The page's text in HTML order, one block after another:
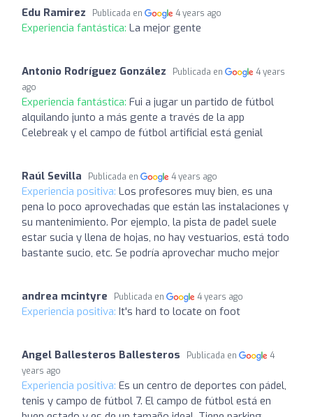
Edu Ramirez Publicada en 4 years ago
Experiencia fantástica: La mejor gente
Antonio Rodríguez González Publicada en
4 years
ago
Experiencia fantástica: Fui a jugar un partido de fútbol
alquilando junto a más gente a través de la app
Celebreak y el campo de fútbol artificial está genial
Raúl Sevilla Publicada en 4 years ago
Experiencia positiva: Los profesores muy bien, es una
pena lo poco aprovechadas que están las instalaciones y
su mantenimiento. Por ejemplo, la pista de padel suele
estar sucia y llena de hojas, no hay vestuarios, está todo
bastante sucio, etc. Se podría aprovechar mucho mejor
andrea mcintyre Publicada en 4 years ago
Experiencia positiva: It's hard to locate on foot
Angel Ballesteros Ballesteros Publicada en
4
years ago
Experiencia positiva: Es un centro de deportes con pádel,
tenis y campo de fútbol 7. El campo de fútbol está en